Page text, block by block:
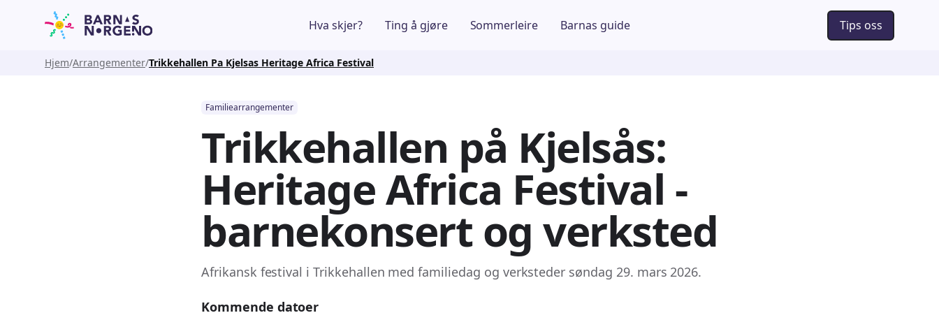
Hva skjer? Ting å gjøre Sommerleire Barnas guide Tips oss
Hjem Arrangementer Trikkehallen Pa Kjelsas Heritage Africa Festival
Familiearrangementer
Trikkehallen på Kjelsås:
Heritage Africa Festival -
barnekonsert og verksted
Afrikansk festival i Trikkehallen med familiedag og verksteder søndag 29. mars 2026.
Kommende datoer